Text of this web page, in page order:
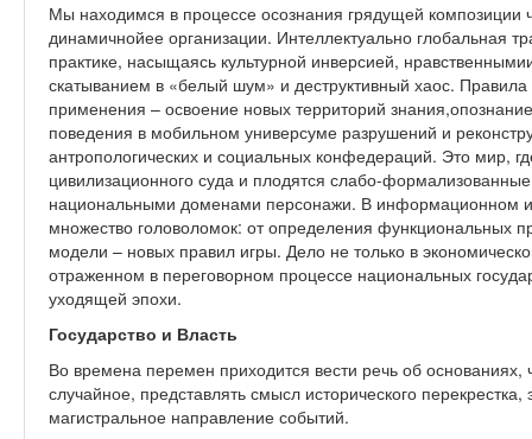
Мы находимся в процессе осознания грядущей композиции
динамичнойее организации. Интеллектуально глобальная
практике, насыщаясь культурной инверсией,
скатыванием в «белый шум» и деструктивный хаос.
применения – освоение новых территорий
поведения в мобильном универсуме разрушений и
антропологических и социальных конфедераций. Это мир,
цивилизационного суда и плодятся слабо-
национальными доменами персонажи. В информационном и
множество головоломок: от определения функциональных
модели – новых правил игры. Дело не только в
отраженном в переговорном процессе национальных
уходящей эпохи.
Государство и Власть
Во времена перемен приходится вести речь об
случайное, представлять смысл исторического
магистральное направление событий.